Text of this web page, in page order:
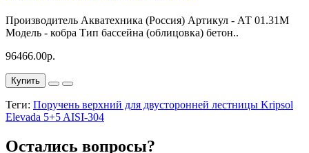
Производитель Акватехника (Россия) Артикул - АТ 01.31М
Модель - кобра Тип бассейна (облицовка) бетон..
96466.00р.
Купить
Теги: Поручень верхний для двусторонней лестницы Kripsol
Elevada 5+5 AISI-304
Остались вопросы?